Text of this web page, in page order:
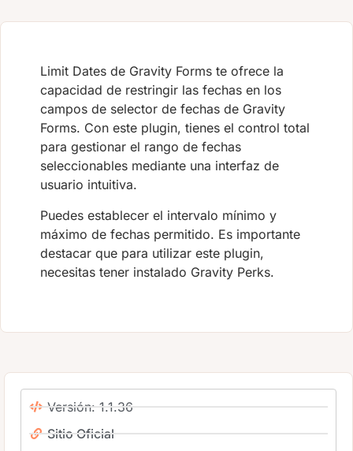
Limit Dates de Gravity Forms te ofrece la
capacidad de restringir las fechas en los
campos de selector de fechas de Gravity
Forms. Con este plugin, tienes el control total
para gestionar el rango de fechas
seleccionables mediante una interfaz de
usuario intuitiva.
Puedes establecer el intervalo mínimo y
máximo de fechas permitido. Es importante
destacar que para utilizar este plugin,
necesitas tener instalado Gravity Perks.
Versión: 1.1.36
Sitio Oficial